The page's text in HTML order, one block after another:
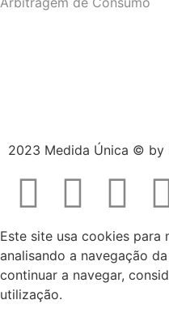
2023 Medida Única © by
Este site usa cookies para
analisando a navegação
continuar a navegar,
utilização.